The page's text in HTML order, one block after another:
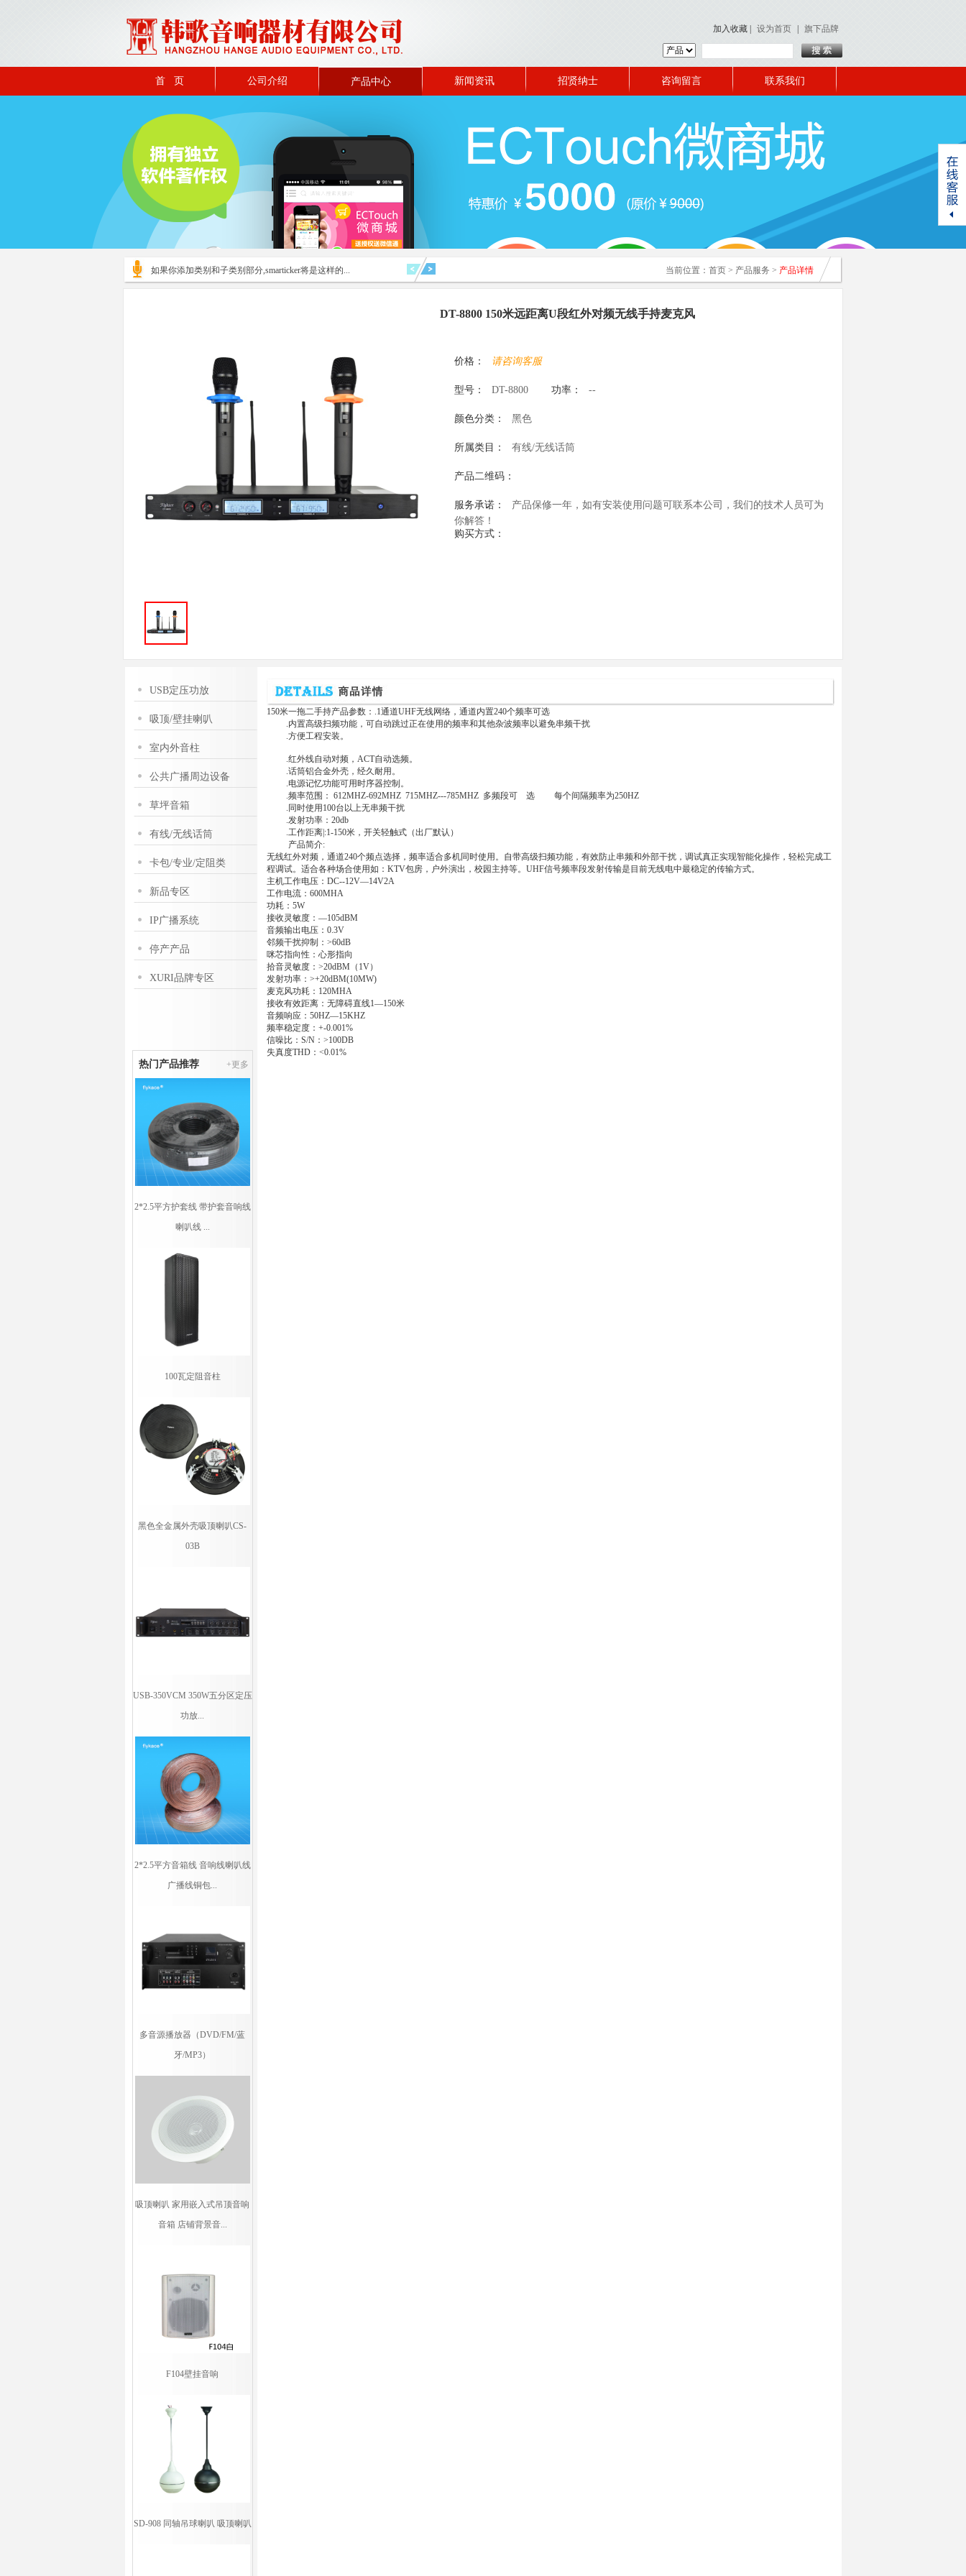
加入收藏 设为首页 旗下品牌
首 页 公司介绍 产品中心 新闻资讯 招贤纳士 咨询留言 联系我们
如果你添加类别和子类别部分,smarticker将是这样的... 当前位置： 首页 > 产品服务 > 产品详情
DT-8800 150米远距离U段红外对频无线手持麦克风
价格： 请咨询客服
型号： DT-8800 功率： --
颜色分类： 黑色
所属类目： 有线/无线话筒
产品二维码：
服务承诺：
产品保修一年，如有安装使用问题可联系本公司，我们的技术人员可为
你解答！
购买方式：
USB定压功放
吸顶/壁挂喇叭
室内外音柱
公共广播周边设备
草坪音箱
有线/无线话筒
卡包/专业/定阻类
新品专区
IP广播系统
停产产品
XURI品牌专区
热门产品推荐 +更多
2*2.5平方护套线 带护套音响线
喇叭线 ...
100瓦定阻音柱
黑色全金属外壳吸顶喇叭CS-
03B
USB-350VCM 350W五分区定压
功放...
2*2.5平方音箱线 音响线喇叭线
广播线铜包...
多音源播放器（DVD/FM/蓝
牙/MP3）
吸顶喇叭 家用嵌入式吊顶音响
音箱 店铺背景音...
F104壁挂音响
SD-908 同轴吊球喇叭 吸顶喇叭
150米一拖二手持产品参数：.1通道UHF无线网络，通道内置240个频率可选
.内置高级扫频功能，可自动跳过正在使用的频率和其他杂波频率以避免串频干扰
.方便工程安装。
.红外线自动对频，ACT自动选频。
.话筒铝合金外壳，经久耐用。
.电源记忆功能可用时序器控制。
.频率范围： 612MHZ-692MHZ 715MHZ---785MHZ 多频段可 选 每个间隔频率为250HZ
.同时使用100台以上无串频干扰
.发射功率：20db
.工作距离|:1-150米，开关轻触式（出厂默认）
产品简介:
无线红外对频，通道240个频点选择，频率适合多机同时使用。自带高级扫频功能，有效防止串频和外部干扰，调试真正实现智能化操作，轻松完成工
程调试。适合各种场合使用如：KTV包房，户外演出，校园主持等。UHF信号频率段发射传输是目前无线电中最稳定的传输方式。
主机工作电压：DC--12V—14V2A
工作电流：600MHA
功耗：5W
接收灵敏度：—105dBM
音频输出电压：0.3V
邻频干扰抑制：>60dB
咪芯指向性：心形指向
拾音灵敏度：>20dBM（1V）
发射功率：>+20dBM(10MW)
麦克风功耗：120MHA
接收有效距离：无障碍直线1—150米
音频响应：50HZ—15KHZ
频率稳定度：+-0.001%
信噪比：S/N：>100DB
失真度THD：<0.01%